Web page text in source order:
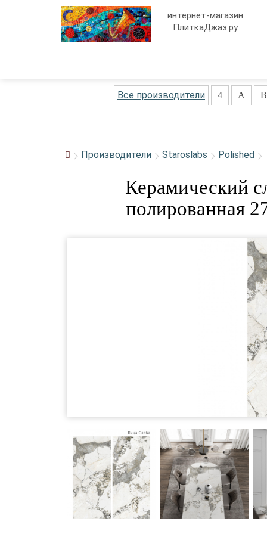
интернет-магазин
ПлиткаДжаз.ру
Все производители 4 A B
Производители Staroslabs Polished
Керамический
полированная